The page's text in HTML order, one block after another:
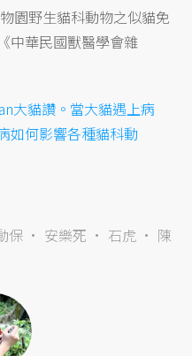
園野生貓科動物之似貓免
中華民國獸醫學會雜
大貓讚。當大貓遇上病
如何影響各種貓科動
保 安樂死 石虎
陳